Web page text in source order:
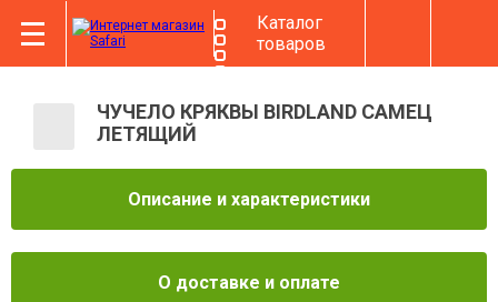
Каталог
товаров
ЧУЧЕЛО КРЯКВЫ BIRDLAND САМЕЦ
ЛЕТЯЩИЙ
Описание и характеристики
О доставке и оплате